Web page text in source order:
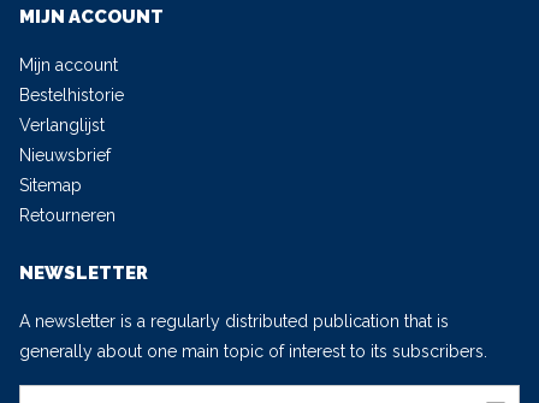
MIJN ACCOUNT
Mijn account
Bestelhistorie
Verlanglijst
Nieuwsbrief
Sitemap
Retourneren
NEWSLETTER
A newsletter is a regularly distributed publication that is
generally about one main topic of interest to its subscribers.